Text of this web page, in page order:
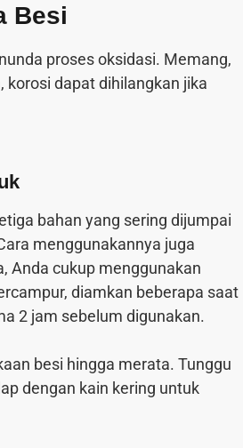
Besi
proses oksidasi. Memang,
korosi dapat dihilangkan jika
bahan yang sering dijumpai
menggunakannya juga
Anda cukup menggunakan
diamkan beberapa saat
2 jam sebelum digunakan.
besi hingga merata. Tunggu
dengan kain kering untuk